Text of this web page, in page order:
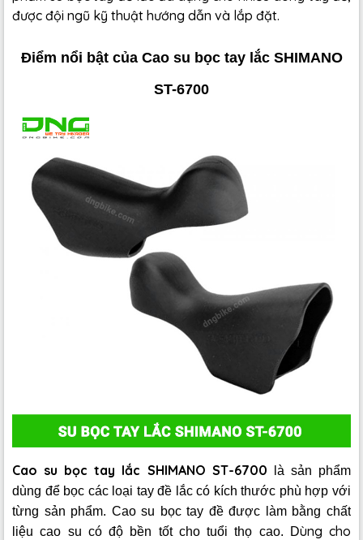
được đội ngũ kỹ thuật hướng dẫn và lắp đặt.
Điểm nổi bật củaCao su bọc tay lắc SHIMANO
ST-6700
Cao su bọc tay lắc SHIMANO ST-6700 là sản phẩm
dùng để bọc các loại tay đề lắc có kích thước phù hợp với
từng sản phẩm. Cao su bọc tay đề được làm bằng chất
liệu cao su có độ bền tốt cho tuổi thọ cao. Dùng cho